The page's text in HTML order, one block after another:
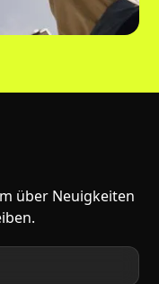
über Neuigkeiten